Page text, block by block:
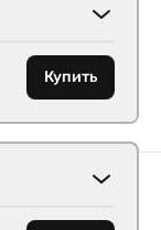
Купить